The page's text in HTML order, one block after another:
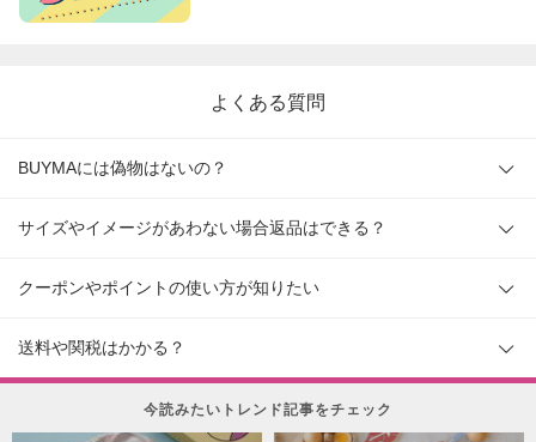
よくある質問
BUYMAには偽物はないの？
サイズやイメージがあわない場合返品はできる？
クーポンやポイントの使い方が知りたい
送料や関税はかかる？
今読みたいトレンド記事をチェック